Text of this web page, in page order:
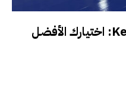
لوحة مهندس كرة السلة Keel: اختيارك الأفضل